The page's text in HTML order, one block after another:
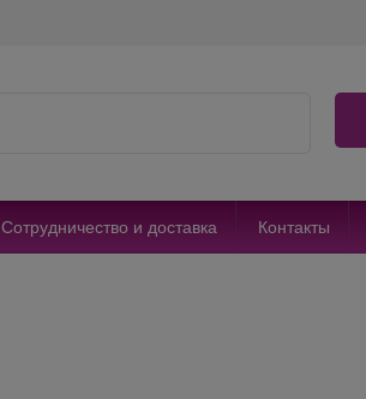
Сотрудничество и доставка Контакты